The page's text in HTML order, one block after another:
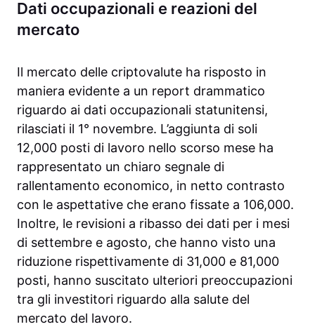
Dati occupazionali e reazioni del
mercato
Il mercato delle criptovalute ha risposto in
maniera evidente a un report drammatico
riguardo ai dati occupazionali statunitensi,
rilasciati il 1° novembre. L’aggiunta di soli
12,000 posti di lavoro nello scorso mese ha
rappresentato un chiaro segnale di
rallentamento economico, in netto contrasto
con le aspettative che erano fissate a 106,000.
Inoltre, le revisioni a ribasso dei dati per i mesi
di settembre e agosto, che hanno visto una
riduzione rispettivamente di 31,000 e 81,000
posti, hanno suscitato ulteriori preoccupazioni
tra gli investitori riguardo alla salute del
mercato del lavoro.